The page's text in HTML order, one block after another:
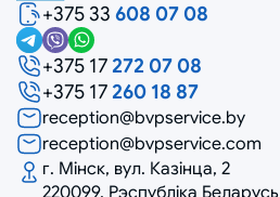
+375 33 608 07 08
+375 17 272 07 08
+375 17 260 18 87
reception@bvpservice.by
reception@bvpservice.com
г. Мінск, вул. Казінца, 2
220099, Рэспубліка Беларусь